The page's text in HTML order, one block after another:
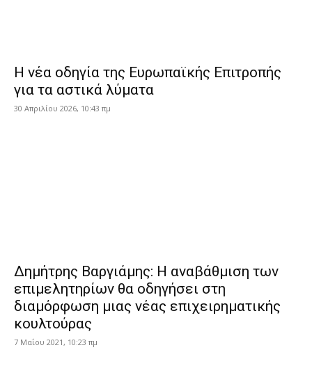
Η νέα οδηγία της Ευρωπαϊκής Επιτροπής
για τα αστικά λύματα
30 Απριλίου 2026, 10:43 πμ
Δημήτρης Βαργιάμης: Η αναβάθμιση των
επιμελητηρίων θα οδηγήσει στη
διαμόρφωση μιας νέας επιχειρηματικής
κουλτούρας
7 Μαΐου 2021, 10:23 πμ